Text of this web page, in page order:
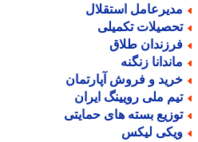
استقلال
تکمیلی
طلاق
زنگنه
و فروش آپارتمان
ملی رویینگ ایران
بسته های حمایتی
لیکس